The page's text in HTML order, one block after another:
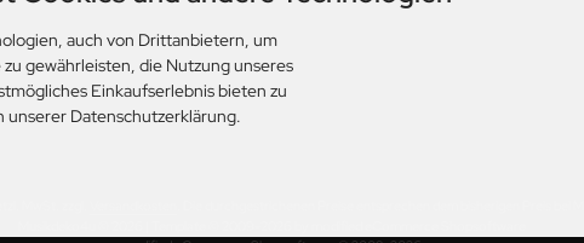
auch von Drittanbietern, um
gewährleisten, die Nutzung unseres
Einkaufserlebnis bieten zu
unserer Datenschutzerklärung.